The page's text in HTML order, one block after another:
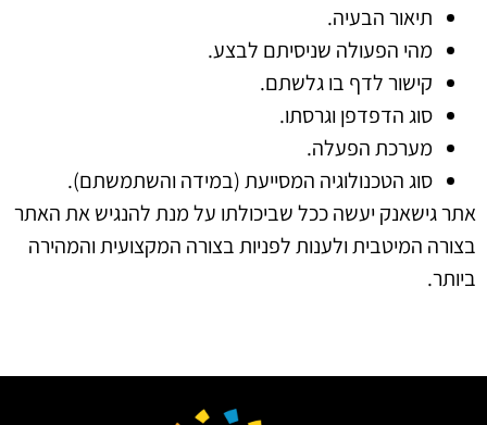
תיאור הבעיה.
מהי הפעולה שניסיתם לבצע.
קישור לדף בו גלשתם.
סוג הדפדפן וגרסתו.
מערכת הפעלה.
סוג הטכנולוגיה המסייעת (במידה והשתמשתם).
אתר גישאנק יעשה ככל שביכולתו על מנת להנגיש את האתר
בצורה המיטבית ולענות לפניות בצורה המקצועית והמהירה
ביותר.